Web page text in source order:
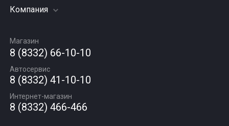
Диски
Автомасла
Подвеска (ходовая часть)
Шиномонтаж
Акции
Гарантии и возврат
Компания
Вакансии
Новости
Статьи
Контакты
Магазин
8 (8332) 66-10-10
Автосервис
8 (8332) 41-10-10
Интернет-магазин
8 (8332) 466-466